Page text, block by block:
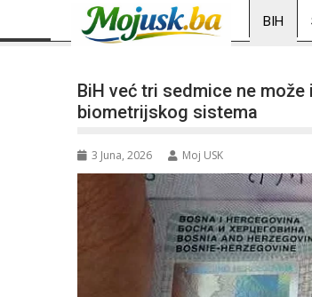
BIH
BiH već tri sedmice ne
biometrijskog sistema
3 Juna, 2026 Moj USK